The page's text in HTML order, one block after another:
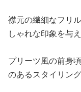
襟元の繊細なフリ
しゃれな印象を与え
プリーツ風の前身
のあるスタイリン